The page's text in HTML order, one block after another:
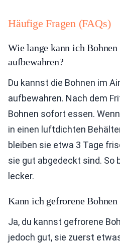
Häufige Fragen (FAQs)
Wie lange kann ich
aufbewahren?
Du kannst die Bohnen im
aufbewahren. Nach dem
Bohnen sofort essen.
in einen luftdichten
bleiben sie etwa 3 Tage
sie gut abgedeckt sind. So
lecker.
Kann ich gefrorene Bohnen
Ja, du kannst gefrorene
jedoch gut, sie zuerst